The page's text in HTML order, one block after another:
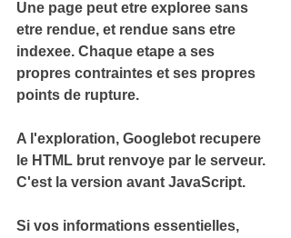
Une page peut etre exploree sans
etre rendue, et rendue sans etre
indexee. Chaque etape a ses
propres contraintes et ses propres
points de rupture.
A l'exploration, Googlebot recupere
le HTML brut renvoye par le serveur.
C'est la version avant JavaScript.
Si vos informations essentielles,